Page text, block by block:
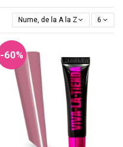
Nume, de la A la Z 6
-60%